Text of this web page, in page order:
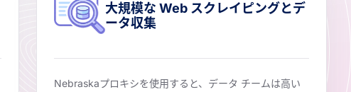
大規模な Web スクレイピングとデ
ータ収集
Nebraskaプロキシを使用すると、データ チームは高い